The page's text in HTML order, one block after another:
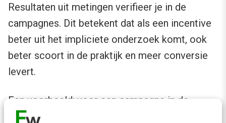
Resultaten uit metingen verifieer je in de
campagnes. Dit betekent dat als een incentive
beter uit het impliciete onderzoek komt, ook
beter scoort in de praktijk en meer conversie
levert.
Een voorbeeld: voor een campagne in de
kerstperiode keken we naar incentives in de